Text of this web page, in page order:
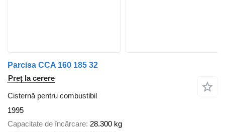
Parcisa CCA 160 185 32
Preț la cerere
Cisternă pentru combustibil
1995
Capacitate de încărcare 28.300 kg